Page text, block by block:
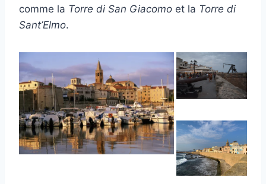
comme la Torre di San Giacomo et la Torre di
Sant’Elmo.